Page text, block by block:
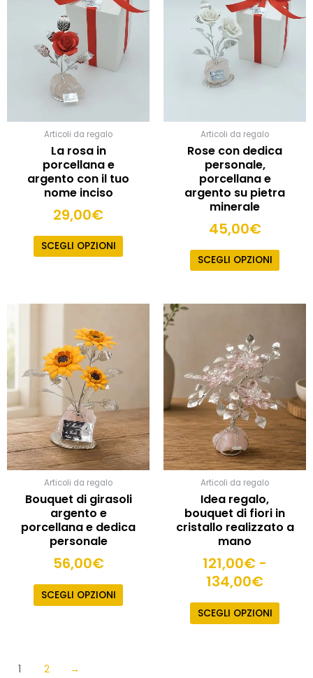
Articoli da regalo
La rosa in
porcellana e
argento con il tuo
nome inciso
29,00€
SCEGLI OPZIONI
più
varianti.
Le
opzioni
Articoli da regalo
Rose con dedica
personale,
porcellana e
argento su pietra
minerale
45,00€
SCEGLI OPZIONI
più
Le
opzioni
del
Articoli da regalo
Bouquet di girasoli
argento e
porcellana e dedica
personale
56,00€
SCEGLI OPZIONI
Articoli da regalo
Idea regalo,
bouquet di fiori in
cristallo realizzato a
mano
121,00€ -
134,00€
prezzo:
da
a
SCEGLI OPZIONI
ha
più
opzioni
essere
scelte
nella
1 2 →